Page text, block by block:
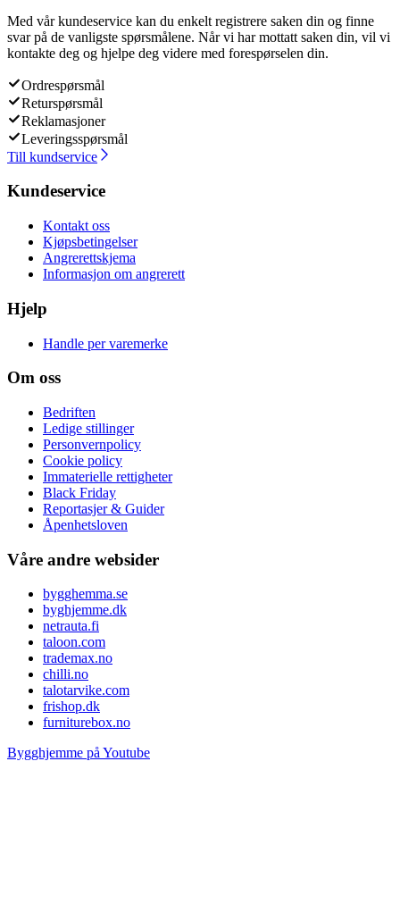
Med vår kundeservice kan du enkelt registrere saken din og finne
svar på de vanligste spørsmålene. Når vi har mottatt saken din, vil vi
kontakte deg og hjelpe deg videre med forespørselen din.
Ordrespørsmål
Returspørsmål
Reklamasjoner
Leveringsspørsmål
Till kundservice
Kundeservice
Kontakt oss
Kjøpsbetingelser
Angrerettskjema
Informasjon om angrerett
Hjelp
Handle per varemerke
Om oss
Bedriften
Ledige stillinger
Personvernpolicy
Cookie policy
Immaterielle rettigheter
Black Friday
Reportasjer & Guider
Åpenhetsloven
Våre andre websider
bygghemma.se
byghjemme.dk
netrauta.fi
taloon.com
trademax.no
chilli.no
talotarvike.com
frishop.dk
furniturebox.no
Bygghjemme på Youtube